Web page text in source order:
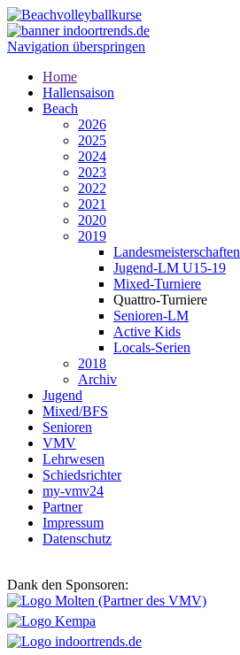
Navigation überspringen
Home
Hallensaison
Beach
2026
2025
2024
2023
2022
2021
2020
2019
Landesmeisterschaften
Jugend-LM U15-19
Mixed-Turniere
Quattro-Turniere
Senioren-LM
Active Kids
Locals-Serien
2018
Archiv
Jugend
Mixed/BFS
Senioren
VMV
Lehrwesen
Schiedsrichter
my-vmv24
Partner
Impressum
Datenschutz
Dank den Sponsoren: